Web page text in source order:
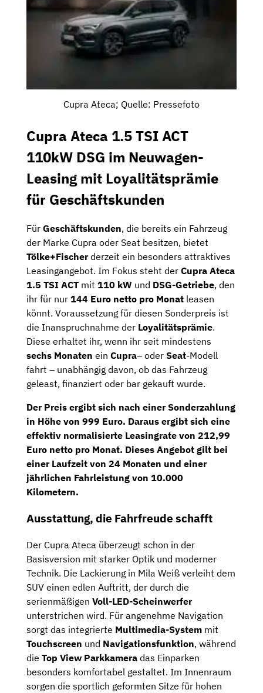
Cupra Ateca; Quelle: Pressefoto
Cupra Ateca 1.5 TSI ACT
110kW DSG im Neuwagen-
Leasing mit Loyalitätsprämie
für Geschäftskunden
Für Geschäftskunden, die bereits ein Fahrzeug
der Marke Cupra oder Seat besitzen, bietet
Tölke+Fischerderzeit ein besonders attraktives
Leasingangebot. Im Fokus steht der Cupra Ateca
1.5 TSI ACT mit 110 kW und DSG-Getriebe, den
ihr für nur 144 Euro netto pro Monat leasen
könnt. Voraussetzung für diesen Sonderpreis ist
die Inanspruchnahme der Loyalitätsprämie.
Diese erhaltet ihr, wenn ihr seit mindestens
sechs Monaten ein Cupra– oder Seat-Modell
fahrt – unabhängig davon, ob das Fahrzeug
geleast, finanziert oder bar gekauft wurde.
Der Preis ergibt sich nach einer Sonderzahlung
in Höhe von 999 Euro. Daraus ergibt sich eine
effektiv normalisierte Leasingrate von 212,99
Euro netto pro Monat. Dieses Angebot gilt bei
einer Laufzeit von 24 Monaten und einer
jährlichen Fahrleistung von 10.000
Kilometern.
Ausstattung, die Fahrfreude schafft
Der Cupra Ateca überzeugt schon in der
Basisversion mit starker Optik und moderner
Technik. Die Lackierung in Mila Weiß verleiht dem
SUV einen edlen Auftritt, der durch die
serienmäßigen Voll-LED-Scheinwerfer
unterstrichen wird. Für angenehme Navigation
sorgt das integrierte Multimedia-System mit
Touchscreen und Navigationsfunktion, während
die Top View Parkkamera das Einparken
besonders komfortabel gestaltet. Im Innenraum
sorgen die sportlich geformten Sitze für hohen